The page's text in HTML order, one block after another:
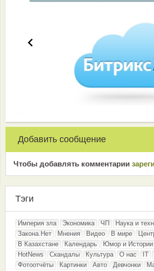
Добавить сообщение
Чтобы добавлять комментарии
Тэги
Империя зла Экономика ЧП Наука и
Закона.Нет
Мнения Видео В мире
В Казахстане
Календарь Юмор и Истории
HotNews
Скандалы Культура О нас IT
Фотоотчёты
Картинки Авто Девчонки